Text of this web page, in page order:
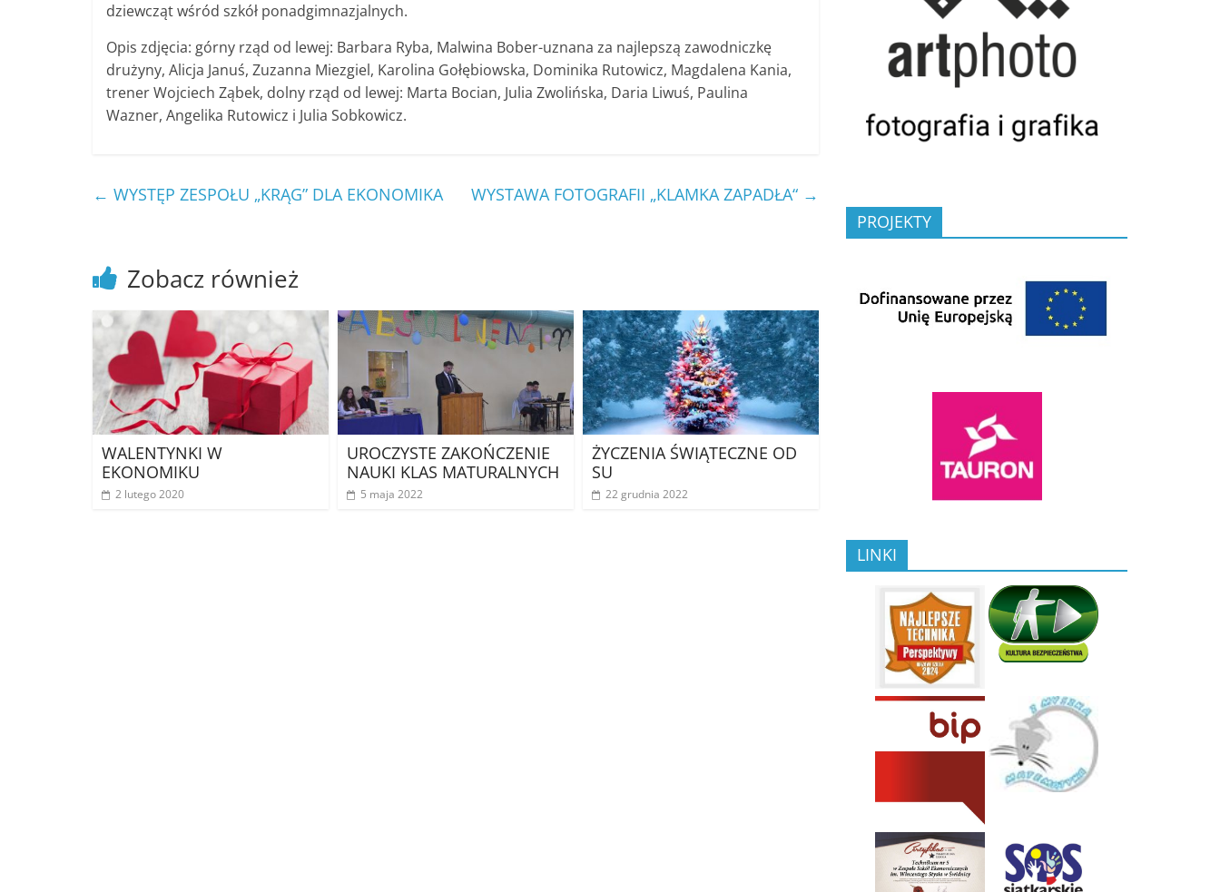
dziewcząt wśród szkół ponadgimnazjalnych.
Opis zdjęcia: górny rząd od lewej: Barbara Ryba, Malwina Bober-uznana za najlepszą zawodniczkę
drużyny, Alicja Januś, Zuzanna Miezgiel, Karolina Gołębiowska, Dominika Rutowicz, Magdalena Kania,
trener Wojciech Ząbek, dolny rząd od lewej: Marta Bocian, Julia Zwolińska, Daria Liwuś, Paulina
Wazner, Angelika Rutowicz i Julia Sobkowicz.
← WYSTĘP ZESPOŁU „KRĄG” DLA EKONOMIKA WYSTAWA FOTOGRAFII „KLAMKA ZAPADŁA“ →
Zobacz również
WALENTYNKI W
EKONOMIKU
2 lutego 2020
UROCZYSTE ZAKOŃCZENIE
NAUKI KLAS MATURALNYCH
5 maja 2022
ŻYCZENIA ŚWIĄTECZNE OD
SU
22 grudnia 2022
PROJEKTY
LINKI